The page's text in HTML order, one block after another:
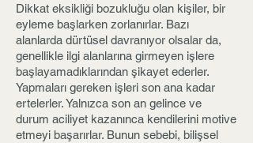
Dikkat eksikliği bozukluğu olan kişiler, bir
eyleme başlarken zorlanırlar. Bazı
alanlarda dürtüsel davranıyor olsalar da,
genellikle ilgi alanlarına girmeyen işlere
başlayamadıklarından şikayet ederler.
Yapmaları gereken işleri son ana kadar
ertelerler. Yalnızca son an gelince ve
durum aciliyet kazanınca kendilerini motive
etmeyi başarırlar. Bunun sebebi, bilişsel